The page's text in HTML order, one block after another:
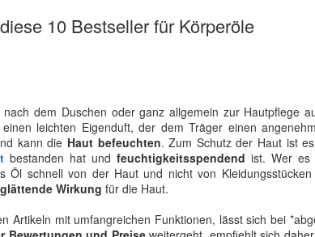
10 Bestseller für Körperöle
dem Duschen oder ganz allgemein zur Hautpflege
leichten Eigenduft, der dem Träger einen
kann die Haut befeuchten. Zum Schutz der Haut ist
bestanden hat und feuchtigkeitsspendend ist. Wer es
Öl schnell von der Haut und nicht von
Wirkung für die Haut.
Artikeln mit umfangreichen Funktionen, lässt sich bei